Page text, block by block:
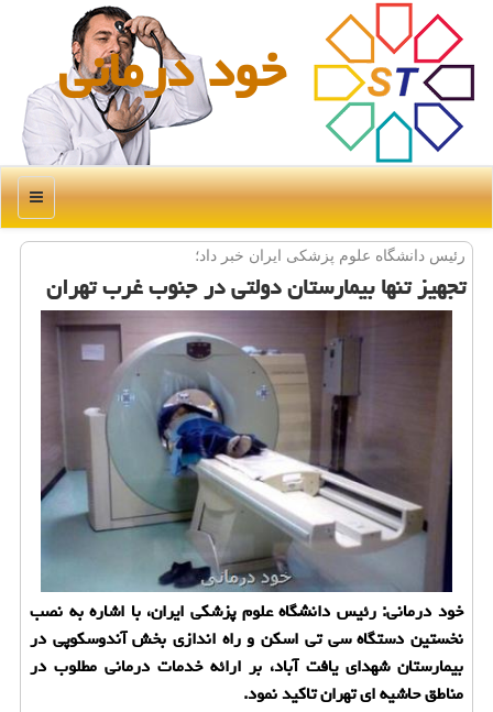
خود درمانی
منو
رئیس دانشگاه علوم پزشكی ایران خبر داد؛
تجهیز تنها بیمارستان دولتی در جنوب غرب تهران
خود درمانی: رئیس دانشگاه علوم پزشكی ایران، با اشاره به نصب
نخستین دستگاه سی تی اسكن و راه اندازی بخش آندوسكوپی در
بیمارستان شهدای یافت آباد، بر ارائه خدمات درمانی مطلوب در
مناطق حاشیه ای تهران تاكید نمود.